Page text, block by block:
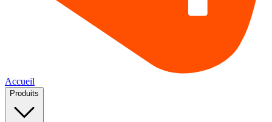
Accueil
Produits